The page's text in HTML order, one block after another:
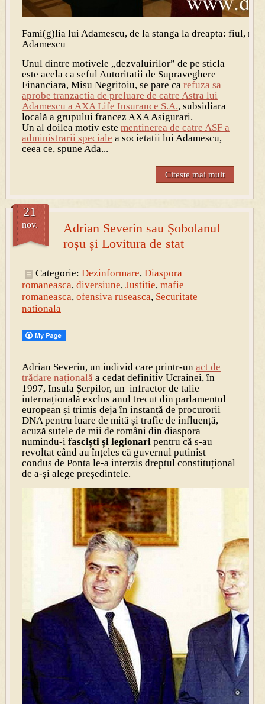
Fami(g)lia lui Adamescu, de la stanga la dreapta: fiul,
Adamescu
Unul dintre motivele „dezvaluirilor” de pe sticla
este acela ca seful Autoritatii de Supraveghere
Financiara, Misu Negritoiu, se pare ca refuza sa
aprobe tranzactia de preluare de catre Astra lui
Adamescu a AXA Life Insurance S.A., subsidiara
locală a grupului francez AXA Asigurari.
Un al doilea motiv este mentinerea de catre ASF a
administrarii speciale a societatii lui Adamescu,
ceea ce, spune Ada...
Citeste mai mult
Adrian Severin sau Șobolanul
roșu și Lovitura de stat
21
nov.
Categorie: Dezinformare, Diaspora
romaneasca, diversiune, Justitie, mafie
romaneasca, ofensiva ruseasca, Securitate
nationala
Adrian Severin, un individ care printr-un act de
trădare națională a cedat definitiv Ucrainei, în
1997, Insula Șerpilor, un infractor de talie
internațională exclus anul trecut din parlamentul
european și trimis deja în instanță de procurorii
DNA pentru luare de mită și trafic de influență,
acuză sutele de mii de români din diaspora
numindu-i fasciști și legionaripentru că s-au
revoltat când au înțeles că guvernul putinist
condus de Ponta le-a interzis dreptul constituțional
de a-și alege președintele.